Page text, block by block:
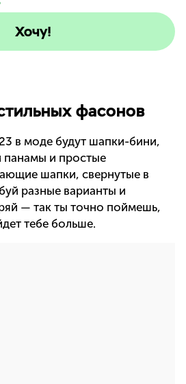
Хочу!
фасонов
в моде будут шапки-бини,
панамы и простые
шапки, свернутые в
разные варианты и
— так ты точно поймешь,
тебе больше.